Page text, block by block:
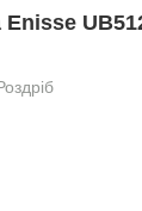
Еnisse